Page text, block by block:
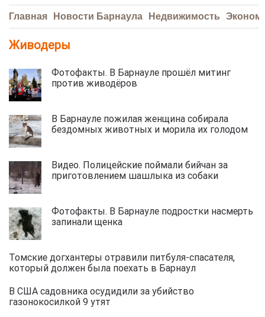
Главная Новости Барнаула Недвижимость
Живодеры
Фотофакты. В Барнауле прошёл митинг
против живодёров
В Барнауле пожилая женщина собирала
бездомных животных и морила их голодом
Видео. Полицейские поймали бийчан за
приготовлением шашлыка из собаки
Фотофакты. В Барнауле подростки насмерть
запинали щенка
Томские догхантеры отравили питбуля-спасателя,
который должен была поехать в Барнаул
В США садовника осудидили за убийство
газонокосилкой 9 утят